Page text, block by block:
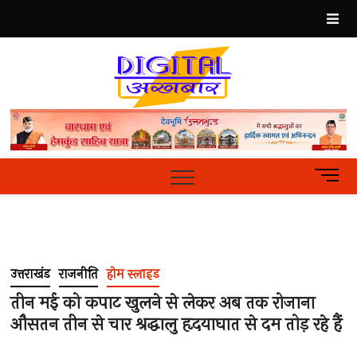
content
Hindi
News
PortalM
e
o
n
उत्तराखंड राजनीति होम स्लाइड
तीन मई को कपाट खुलने से लेकर अब तक रोजाना
औसतन तीन से चार श्रद्धालु हृदयाघात से दम तोड़ रहे हैं